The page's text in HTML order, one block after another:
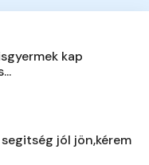
kap
jól jön,kérem